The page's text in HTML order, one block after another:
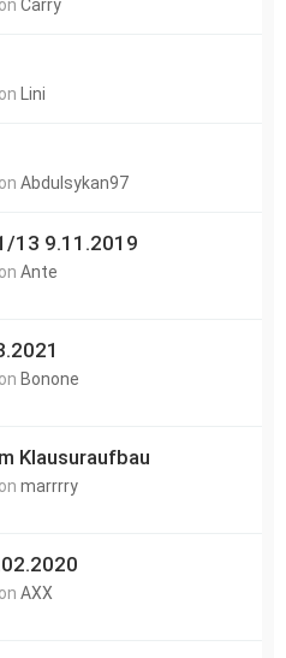
Carry
Lini
Abdulsykan97
13 9.11.2019
Ante
Bonone
Klausuraufbau
marrrry
AXX